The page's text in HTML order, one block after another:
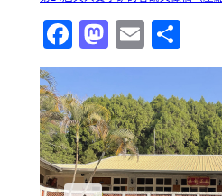
Fa
ce
b
o
ok
M
as
to
d
o
n
E
m
ail
享